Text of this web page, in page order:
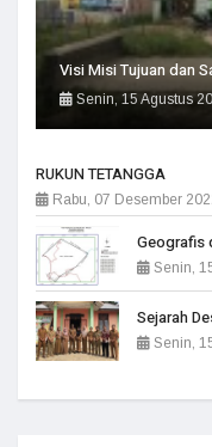
Visi Misi Tujuan dan
Senin, 15 Agustus
RUKUN TETANGGA
Rabu, 07 Desember
Geografis
Senin,
Sejarah
Senin,